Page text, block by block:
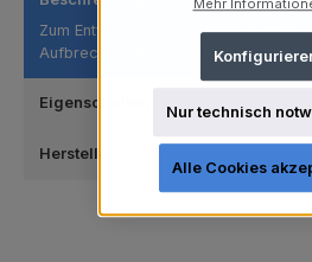
Zum Entfernen von Brücken, Kronen
Aufbrechen des Zements.
Eigenschaften
Hersteller
Mehr
Nur technisch
Alle Cookies